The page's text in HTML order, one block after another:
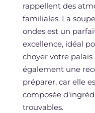
rappellent des
familiales. La
ondes est un
excellence, idéal
choyer votre
également une
préparer, car elle
composée
trouvables.